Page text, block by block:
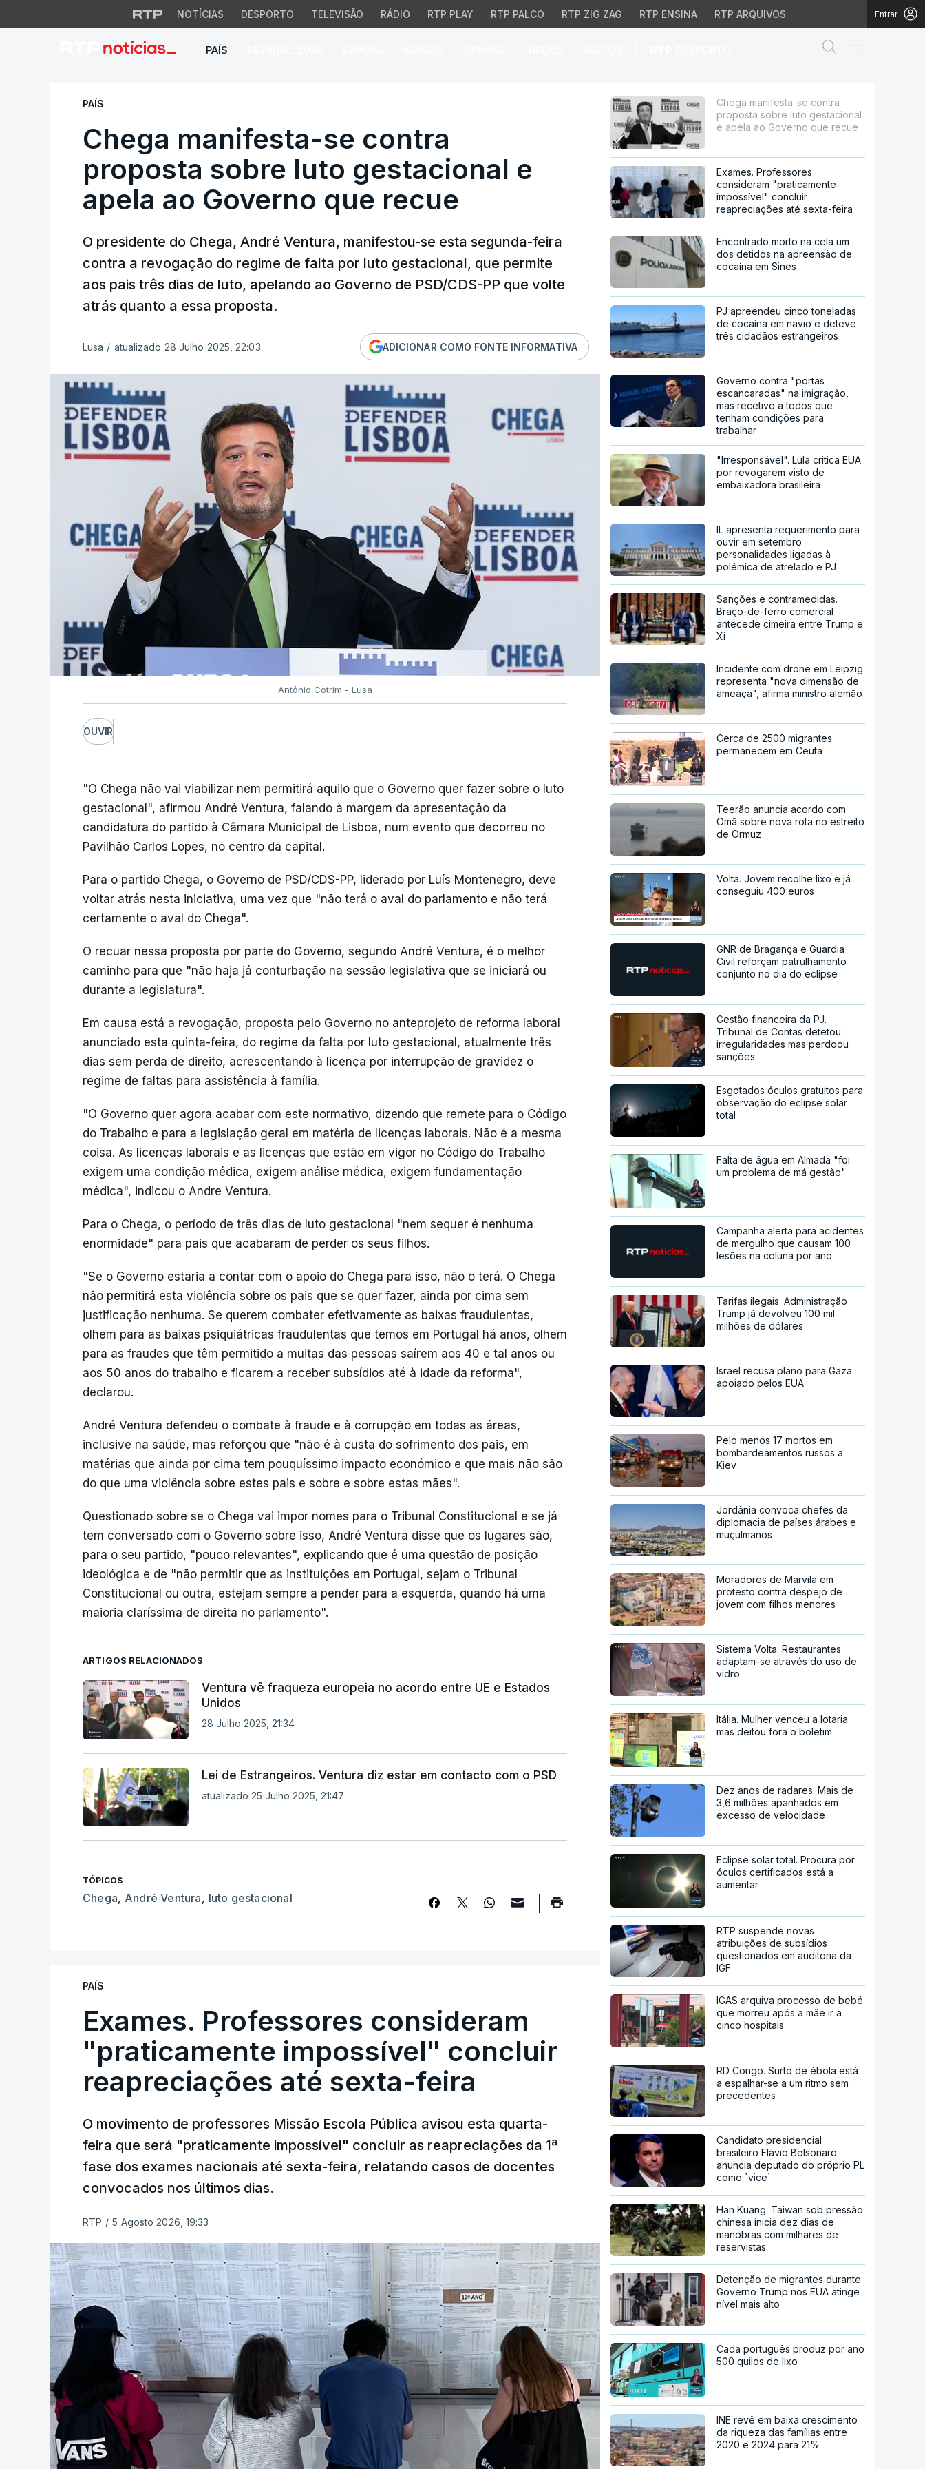
NOTÍCIAS DESPORTO TELEVISÃO RÁDIO RTP PLAY RTP PALCO RTP ZIG ZAG RTP ENSINA RTP ARQUIVOS Entrar
PAÍS
Chega manifesta-se contra proposta sobre luto gestacional e
PAÍS
Chega manifesta-se contra
proposta sobre luto gestacional e
apela ao Governo que recue
O presidente do Chega, André Ventura, manifestou-se esta segunda-feira
contra a revogação do regime de falta por luto gestacional, que permite
aos pais três dias de luto, apelando ao Governo de PSD/CDS-PP que volte
atrás quanto a essa proposta.
Lusa / atualizado 28 Julho 2025, 22:03 ADICIONAR COMO FONTE INFORMATIVA
António Cotrim - Lusa
OUVIR
"O Chega não vai viabilizar nem permitirá aquilo que o Governo quer fazer sobre o luto
gestacional", afirmou André Ventura, falando à margem da apresentação da
candidatura do partido à Câmara Municipal de Lisboa, num evento que decorreu no
Pavilhão Carlos Lopes, no centro da capital.
Para o partido Chega, o Governo de PSD/CDS-PP, liderado por Luís Montenegro, deve
voltar atrás nesta iniciativa, uma vez que "não terá o aval do parlamento e não terá
certamente o aval do Chega".
O recuar nessa proposta por parte do Governo, segundo André Ventura, é o melhor
caminho para que "não haja já conturbação na sessão legislativa que se iniciará ou
durante a legislatura".
Em causa está a revogação, proposta pelo Governo no anteprojeto de reforma laboral
anunciado esta quinta-feira, do regime da falta por luto gestacional, atualmente três
dias sem perda de direito, acrescentando à licença por interrupção de gravidez o
regime de faltas para assistência à família.
"O Governo quer agora acabar com este normativo, dizendo que remete para o Código
do Trabalho e para a legislação geral em matéria de licenças laborais. Não é a mesma
coisa. As licenças laborais e as licenças que estão em vigor no Código do Trabalho
exigem uma condição médica, exigem análise médica, exigem fundamentação
médica", indicou o Andre Ventura.
Para o Chega, o período de três dias de luto gestacional "nem sequer é nenhuma
enormidade" para pais que acabaram de perder os seus filhos.
"Se o Governo estaria a contar com o apoio do Chega para isso, não o terá. O Chega
não permitirá esta violência sobre os pais que se quer fazer, ainda por cima sem
justificação nenhuma. Se querem combater efetivamente as baixas fraudulentas,
olhem para as baixas psiquiátricas fraudulentas que temos em Portugal há anos, olhem
para as fraudes que têm permitido a muitas das pessoas saírem aos 40 e tal anos ou
aos 50 anos do trabalho e ficarem a receber subsídios até à idade da reforma",
declarou.
André Ventura defendeu o combate à fraude e à corrupção em todas as áreas,
inclusive na saúde, mas reforçou que "não é à custa do sofrimento dos pais, em
matérias que ainda por cima tem pouquíssimo impacto económico e que mais não são
do que uma violência sobre estes pais e sobre e sobre estas mães".
Questionado sobre se o Chega vai impor nomes para o Tribunal Constitucional e se já
tem conversado com o Governo sobre isso, André Ventura disse que os lugares são,
para o seu partido, "pouco relevantes", explicando que é uma questão de posição
ideológica e de "não permitir que as instituições em Portugal, sejam o Tribunal
Constitucional ou outra, estejam sempre a pender para a esquerda, quando há uma
maioria claríssima de direita no parlamento".
ARTIGOS RELACIONADOS
Ventura vê fraqueza europeia no acordo entre UE e Estados
Unidos
28 Julho 2025, 21:34
Lei de Estrangeiros. Ventura diz estar em contacto com o PSD
atualizado 25 Julho 2025, 21:47
TÓPICOS
Chega, André Ventura, luto gestacional
PAÍS
Exames. Professores consideram
"praticamente impossível" concluir
reapreciações até sexta-feira
O movimento de professores Missão Escola Pública avisou esta quarta-
feira que será "praticamente impossível" concluir as reapreciações da 1ª
fase dos exames nacionais até sexta-feira, relatando casos de docentes
convocados nos últimos dias.
RTP / 5 Agosto 2026, 19:33
Chega manifesta-se contra
proposta sobre luto gestacional
e apela ao Governo que recue
Exames. Professores
consideram "praticamente
impossível" concluir
reapreciações até sexta-feira
Encontrado morto na cela um
dos detidos na apreensão de
cocaína em Sines
PJ apreendeu cinco toneladas
de cocaína em navio e deteve
três cidadãos estrangeiros
Governo contra "portas
escancaradas" na imigração,
mas recetivo a todos que
tenham condições para
trabalhar
"Irresponsável". Lula critica EUA
por revogarem visto de
embaixadora brasileira
IL apresenta requerimento para
ouvir em setembro
personalidades ligadas à
polémica de atrelado e PJ
Sanções e contramedidas.
Braço-de-ferro comercial
antecede cimeira entre Trump e
Xi
Incidente com drone em Leipzig
representa "nova dimensão de
ameaça", afirma ministro alemão
Cerca de 2500 migrantes
permanecem em Ceuta
Teerão anuncia acordo com
Omã sobre nova rota no estreito
de Ormuz
Volta. Jovem recolhe lixo e já
conseguiu 400 euros
GNR de Bragança e Guardia
Civil reforçam patrulhamento
conjunto no dia do eclipse
Gestão financeira da PJ.
Tribunal de Contas detetou
irregularidades mas perdoou
sanções
Esgotados óculos gratuitos para
observação do eclipse solar
total
Falta de água em Almada "foi
um problema de má gestão"
Campanha alerta para acidentes
de mergulho que causam 100
lesões na coluna por ano
Tarifas ilegais. Administração
Trump já devolveu 100 mil
milhões de dólares
Israel recusa plano para Gaza
apoiado pelos EUA
Pelo menos 17 mortos em
bombardeamentos russos a
Kiev
Jordânia convoca chefes da
diplomacia de países árabes e
muçulmanos
Moradores de Marvila em
protesto contra despejo de
jovem com filhos menores
Sistema Volta. Restaurantes
adaptam-se através do uso de
vidro
Itália. Mulher venceu a lotaria
mas deitou fora o boletim
Dez anos de radares. Mais de
3,6 milhões apanhados em
excesso de velocidade
Eclipse solar total. Procura por
óculos certificados está a
aumentar
RTP suspende novas
atribuições de subsídios
questionados em auditoria da
IGF
IGAS arquiva processo de bebé
que morreu após a mãe ir a
cinco hospitais
RD Congo. Surto de ébola está
a espalhar-se a um ritmo sem
precedentes
Candidato presidencial
brasileiro Flávio Bolsonaro
anuncia deputado do próprio PL
como `vice`
Han Kuang. Taiwan sob pressão
chinesa inicia dez dias de
manobras com milhares de
reservistas
Detenção de migrantes durante
Governo Trump nos EUA atinge
nível mais alto
Cada português produz por ano
500 quilos de lixo
INE revê em baixa crescimento
da riqueza das famílias entre
2020 e 2024 para 21%